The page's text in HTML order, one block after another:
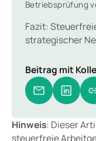
Betriebsprüfung
Fazit:
strategischer
Beitrag mit
Hinweis: Dieser
steuerfreie